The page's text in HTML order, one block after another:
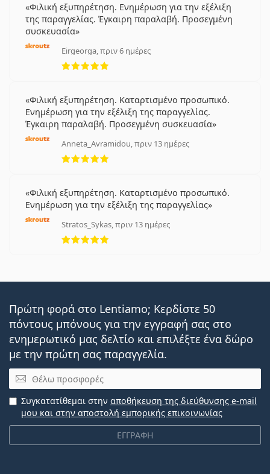
Φιλική εξυπηρέτηση. Ενημέρωση για την εξέλιξη
της παραγγελίας. Έγκαιρη παραλαβή. Προσεγμένη
συσκευασία
Eirgeorga, πριν 6 ημέρες
5 αξιολογήσεις από 5
Φιλική εξυπηρέτηση. Καταρτισμένο προσωπικό.
Ενημέρωση για την εξέλιξη της παραγγελίας.
Έγκαιρη παραλαβή. Προσεγμένη συσκευασία
Anneta_Avramidou, πριν 13 ημέρες
5 αξιολογήσεις από 5
Φιλική εξυπηρέτηση. Καταρτισμένο προσωπικό.
Ενημέρωση για την εξέλιξη της παραγγελίας
Stratos_Sykas, πριν 13 ημέρες
5 αξιολογήσεις από 5
Πρώτη φορά στο Lentiamo; Κερδίστε 50
πόντους μπόνους για την εγγραφή σας στο
ενημερωτικό μας δελτίο και επιλέξτε ένα δώρο
με την πρώτη σας παραγγελία.
Email
ΕΓΓΡΑΦΗ
Συγκατατίθεμαι στην αποθήκευση της διεύθυνσης e-mail
μου και στην αποστολή εμπορικής επικοινωνίας